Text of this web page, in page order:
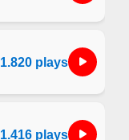
1.820 plays
1.416 plays